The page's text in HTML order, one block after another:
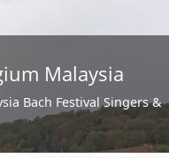
Malaysia
Bach Festival Singers &